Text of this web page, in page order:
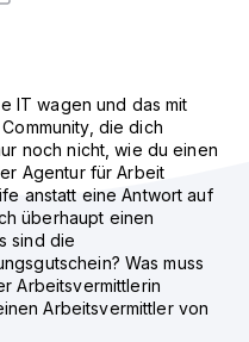
IT wagen und das mit
die dich
noch nicht, wie du einen
Agentur für Arbeit
anstatt eine Antwort auf
überhaupt einen
sind die
Was muss
Arbeitsvermittlerin
Arbeitsvermittler von